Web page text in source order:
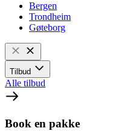
Bergen
Trondheim
Gøteborg
Tilbud
Alle tilbud
Book en pakke